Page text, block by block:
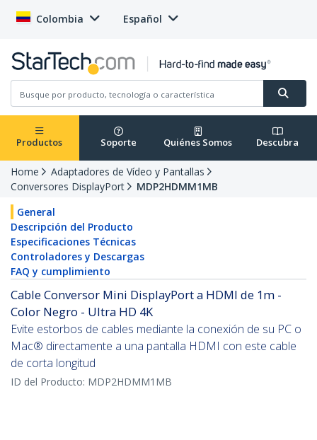
Colombia Español
Productos Soporte Quiénes Somos Descubra
Home
Adaptadores de Vídeo y Pantallas
Conversores DisplayPort
MDP2HDMM1MB
General
Descripción del Producto
Especificaciones Técnicas
Controladores y Descargas
FAQ y cumplimiento
Cable Conversor Mini DisplayPort a HDMI de 1m -
Color Negro - Ultra HD 4K
Evite estorbos de cables mediante la conexión de su PC o
Mac® directamente a una pantalla HDMI con este cable
de corta longitud
ID del Producto: MDP2HDMM1MB